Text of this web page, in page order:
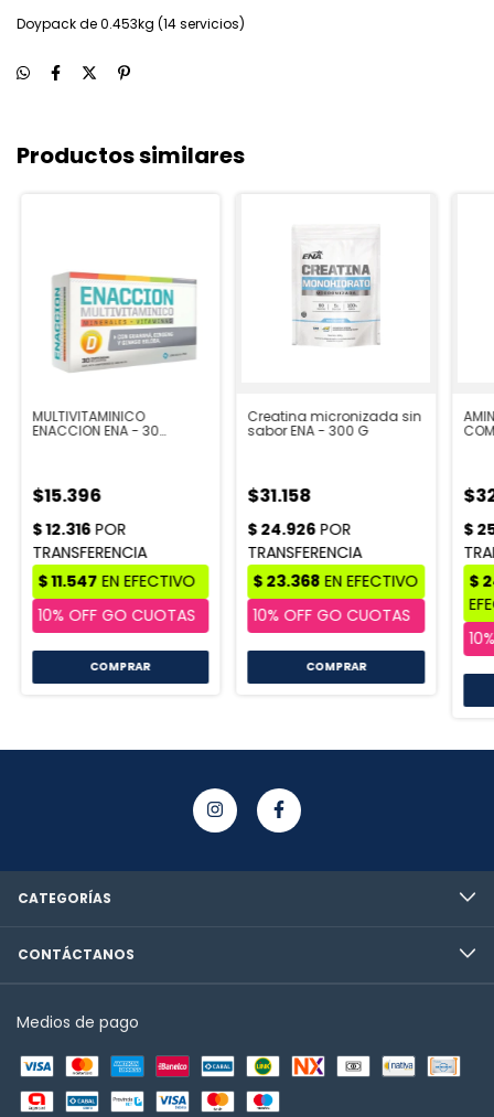
Doypack de 0.453kg (14 servicios)
Productos similares
MULTIVITAMINICO
ENACCION ENA - 30
$15.396
Creatina micronizada sin
sabor ENA - 300 G
$31.158
COMPRAR
CATEGORÍAS
CONTÁCTANOS
Medios de pago